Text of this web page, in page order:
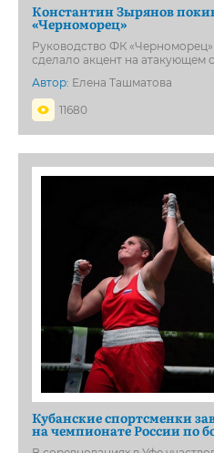
Константин Зырянов
«Черноморец»
Руководство ФК
сделало акцент на атакующем
Автор: Елена Ташматова
11680
Кубанские спортсменки
на чемпионате России по